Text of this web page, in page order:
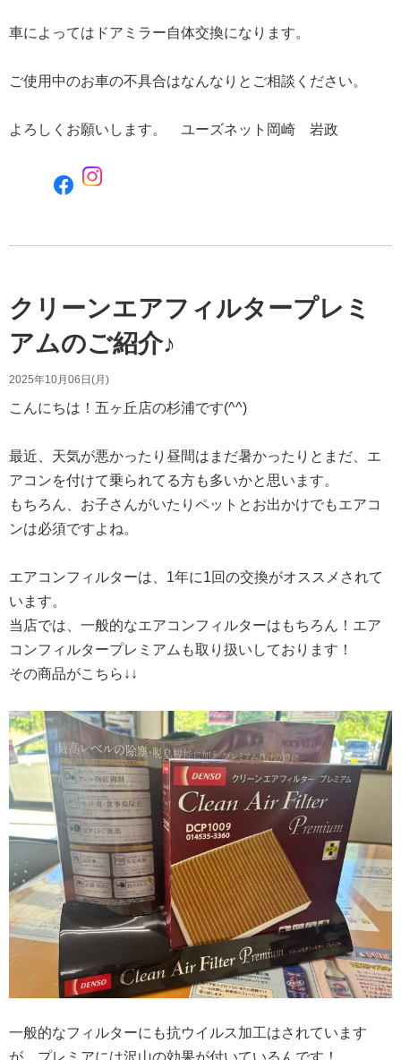
車によってはドアミラー自体交換になります。
ご使用中のお車の不具合はなんなりとご相談ください。
よろしくお願いします。 ユーズネット岡崎 岩政
F
k
で
シ
ア
す
クリーンエアフィルタープレミ
アムのご紹介♪
2025年10月06日(月)
こんにちは！五ヶ丘店の杉浦です(^^)
最近、天気が悪かったり昼間はまだ暑かったりとまだ、エ
アコンを付けて乗られてる方も多いかと思います。
もちろん、お子さんがいたりペットとお出かけでもエアコ
ンは必須ですよね。
エアコンフィルターは、1年に1回の交換がオススメされて
います。
当店では、一般的なエアコンフィルターはもちろん！エア
コンフィルタープレミアムも取り扱いしております！
その商品がこちら↓↓
一般的なフィルターにも抗ウイルス加工はされています
が、プレミアには沢山の効果が付いているんです！